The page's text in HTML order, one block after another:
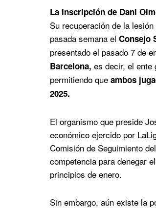
La inscripción de Dani
Su recuperación de la
pasada semana el Consejo
presentado el pasado 7 de
Barcelona, es decir, el ente
permitiendo que ambos
2025.
El organismo que preside
económico ejercido por
Comisión de Seguimiento
competencia para denegar
principios de enero.
Sin embargo, aún existe la